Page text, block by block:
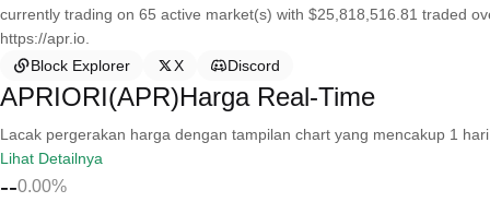
currently trading on 65 active market(s) with $25,818,516.81 traded
https://apr.io.
Block Explorer
X Discord
APRIORI(APR)Harga Real-Time
Lacak pergerakan harga dengan tampilan chart yang mencakup 1
Lihat Detailnya
--0.00%